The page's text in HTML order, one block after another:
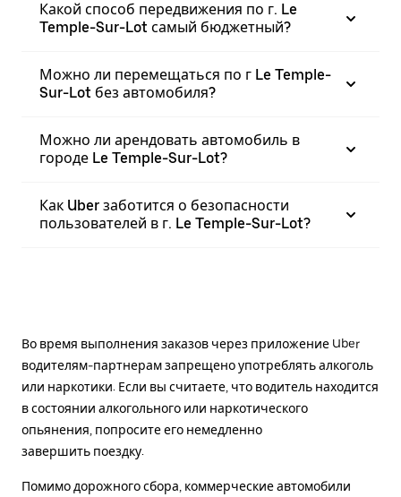
Какой способ передвижения по г. Le
Temple-Sur-Lot самый бюджетный?
Можно ли перемещаться по г Le Temple-
Sur-Lot без автомобиля?
Можно ли арендовать автомобиль в
городе Le Temple-Sur-Lot?
Как Uber заботится о безопасности
пользователей в г. Le Temple-Sur-Lot?
Во время выполнения заказов через приложение Uber
водителям-партнерам запрещено употреблять алкоголь
или наркотики. Если вы считаете, что водитель находится
в состоянии алкогольного или наркотического
опьянения, попросите его немедленно
завершить поездку.
Помимо дорожного сбора, коммерческие автомобили